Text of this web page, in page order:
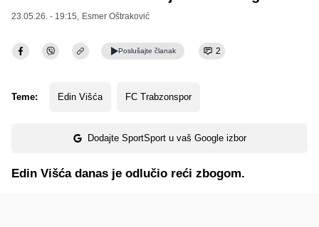
23.05.26. - 19:15, Esmer Oštraković
Poslušajte članak 2
Teme: Edin Višća FC Trabzonspor
Dodajte SportSport u vaš Google izbor
Edin Višća danas je odlučio reći zbogom.